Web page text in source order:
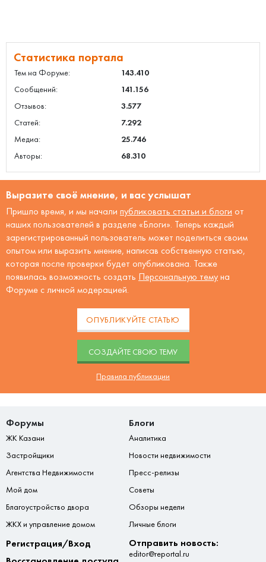
Статистика портала
Тем на Форуме:
143.410
Сообщений:
141.156
Отзывов:
3.577
Статей:
7.292
Медиа:
25.746
Авторы:
68.310
Выразите своё мнение, и вас услышат
Пришло время, и мы начали публиковать статьи и блоги от
наших пользователей в разделе «Блоги». Теперь каждый
зарегистрированный пользователь может поделиться своим
опытом или выразить мнение, написав собственную статью,
которая после проверки будет опубликована. Также
появилась возможность создать Персональную тему на
Форуме с личной модерацией.
ОПУБЛИКУЙТЕ СТАТЬЮ
CОЗДАЙТЕ СВОЮ ТЕМУ
Правила публикации
Форумы
ЖК Казани
Застройщики
Агентства Недвижимости
Мой дом
Благоустройство двора
ЖКХ и управление домом
Блоги
Аналитика
Новости недвижимости
Пресс-релизы
Советы
Обзоры недели
Личные блоги
Регистрация/Вход
Отправить новость:
editor@reportal.ru